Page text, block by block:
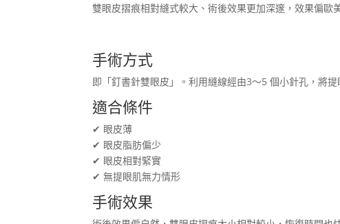
雙眼皮摺痕相對縫式較大、術後效果更加深邃，效果偏歐
手術方式
即「釘書針雙眼皮」。利用縫線經由3～5 個小針孔，將
適合條件
✔ 眼皮薄
✔ 眼皮脂肪偏少
✔ 眼皮相對緊實
✔ 無提眼肌無力情形
手術效果